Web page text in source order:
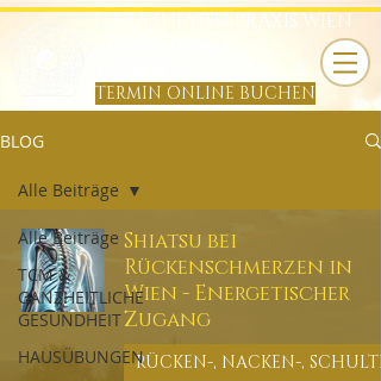
HARA SHIATSU PRAXIS WIEN
TERMIN ONLINE BUCHEN
BLOG
Alle Beiträge
TCM &
GANZHEITLICHE
GESUNDHEIT
HAUSÜBUNGEN
Alle Beiträge
Shiatsu bei
Rückenschmerzen in
Wien - Energetischer
Zugang